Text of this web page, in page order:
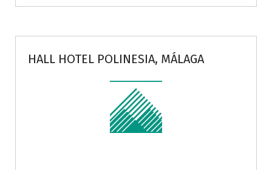
HALL HOTEL POLINESIA, MÁLAGA